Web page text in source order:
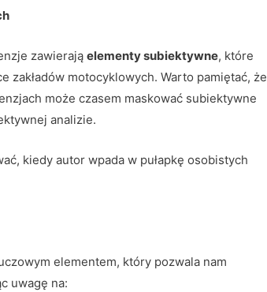
zawierająelementy subiektywne, które
zakładów motocyklowych. Warto pamiętać, że
może czasem maskować subiektywne
analizie.
kiedy autor wpada w pułapkę osobistych
elementem, który pozwala nam
uwagę na: